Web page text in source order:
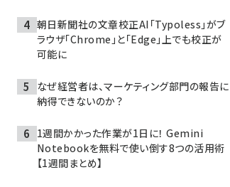
朝日新聞社の文章校正AI「Typoless」がブ
ラウザ「Chrome」と「Edge」上でも校正が
可能に
なぜ経営者は、マーケティング部門の報告に
納得できないのか？
1週間かかった作業が1日に！ Gemini
Notebookを無料で使い倒す8つの活用術
【1週間まとめ】